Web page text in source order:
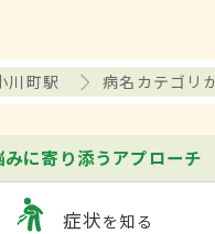
川町駅 病名カテゴリ
みに寄り添うアプローチ
症状を知る